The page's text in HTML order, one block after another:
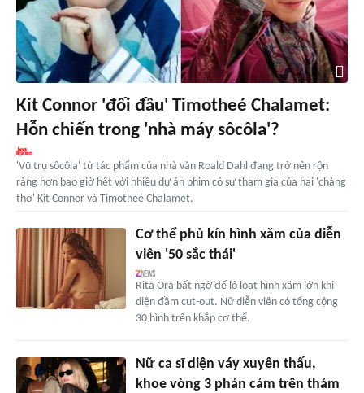
Kit Connor 'đối đầu' Timotheé Chalamet:
Hỗn chiến trong 'nhà máy sôcôla'?
'Vũ trụ sôcôla' từ tác phẩm của nhà văn Roald Dahl đang trở nên rộn
ràng hơn bao giờ hết với nhiều dự án phim có sự tham gia của hai 'chàng
thơ' Kit Connor và Timotheé Chalamet.
Cơ thể phủ kín hình xăm của diễn
viên '50 sắc thái'
Rita Ora bất ngờ để lộ loạt hình xăm lớn khi
diện đầm cut-out. Nữ diễn viên có tổng cộng
30 hình trên khắp cơ thể.
Nữ ca sĩ diện váy xuyên thấu,
khoe vòng 3 phản cảm trên thảm